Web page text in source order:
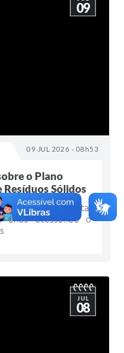
09 JUL 2026 - 08h53
09
o Plano
Sólidos
ambiental
anos acessando o
JUL
08